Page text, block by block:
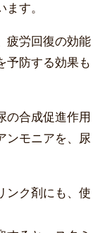
す。
疲労回復の効能
予防する効果も
の合成促進作用
ンモニアを、尿
ンク剤にも、使